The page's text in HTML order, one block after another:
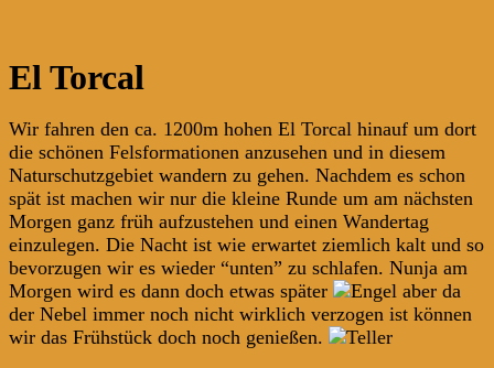
El Torcal
Wir fahren den ca. 1200m hohen El Torcal hinauf um dort
die schönen Felsformationen anzusehen und in diesem
Naturschutzgebiet wandern zu gehen. Nachdem es schon
spät ist machen wir nur die kleine Runde um am nächsten
Morgen ganz früh aufzustehen und einen Wandertag
einzulegen. Die Nacht ist wie erwartet ziemlich kalt und so
bevorzugen wir es wieder “unten” zu schlafen. Nunja am
Morgen wird es dann doch etwas später
aber da
der Nebel immer noch nicht wirklich verzogen ist können
wir das Frühstück doch noch genießen.